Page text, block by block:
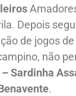
Depois
de jogos
não
Sardinha
.